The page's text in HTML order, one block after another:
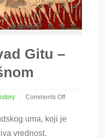
Gitu –
Comments Off
Bhagavad
uma, koji je
vrednost.